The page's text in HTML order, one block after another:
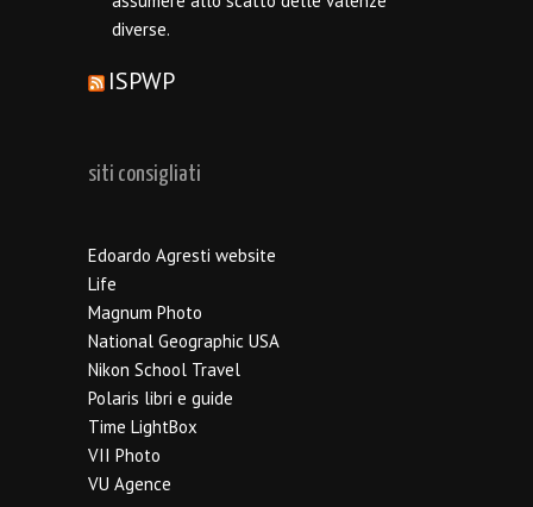
diverse.
ISPWP
siti consigliati
Edoardo Agresti website
Life
Magnum Photo
National Geographic USA
Nikon School Travel
Polaris libri e guide
Time LightBox
VII Photo
VU Agence